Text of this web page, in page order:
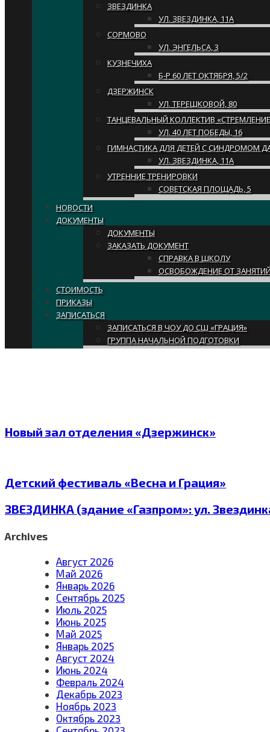
ЗВЕЗДИНКА
УЛ. ЗВЕЗДИНКА, 11А
СОРМОВО
УЛ. ЭНГЕЛЬСА, 3
КУЗНЕЧИХА
Б-Р 60 ЛЕТ ОКТЯБРЯ, 5/2
ДЗЕРЖИНСК
УЛ. ТЕРЕШКОВОЙ, 80
ТАНЦЕВАЛЬНЫЙ КОЛЛЕКТИВ
УЛ. 40 ЛЕТ ПОБЕДЫ, 16
ГИМНАСТИКА ДЛЯ ДЕТЕЙ С СИНДРОМОМ
УЛ. ЗВЕЗДИНКА, 11А
УТРЕННИЕ ТРЕНИРОВКИ
СОВЕТСКАЯ ПЛОЩАДЬ, 5
НОВОСТИ
ДОКУМЕНТЫ
ДОКУМЕНТЫ
ЗАКАЗАТЬ ДОКУМЕНТ
СПРАВКА В ШКОЛУ
ОСВОБОЖДЕНИЕ ОТ ЗАНЯТИЙ
СТОИМОСТЬ
ПРИКАЗЫ
ЗАПИСАТЬСЯ
ЗАПИСАТЬСЯ В ЧОУ ДО СШ «ГРАЦИЯ»
ГРУППА НАЧАЛЬНОЙ ПОДГОТОВКИ
Новый зал отделения «Дзержинск»
Детский фестиваль «Весна и Грация»
ЗВЕЗДИНКА (здание «Газпром»: ул.
Archives
Август 2026
Май 2026
Январь 2026
Сентябрь 2025
Июль 2025
Июнь 2025
Май 2025
Январь 2025
Август 2024
Июнь 2024
Февраль 2024
Декабрь 2023
Ноябрь 2023
Октябрь 2023